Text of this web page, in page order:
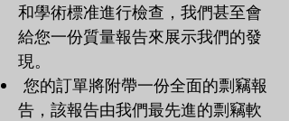
將收到一份完美的案例研究報告，您可
以使用該報告全面詳細地了解如何深入
分析您的案例研究。您將能夠確定要關
注的關鍵點，並獲得結構正確的報告的
完美示例 - 幫助您獲得想要的成績！
和學術標准進行檢查，我們甚至會
給您一份質量報告來展示我們的發
現。
您的訂單將附帶一份全面的剽竊報
告，該報告由我們最先進的剽竊軟